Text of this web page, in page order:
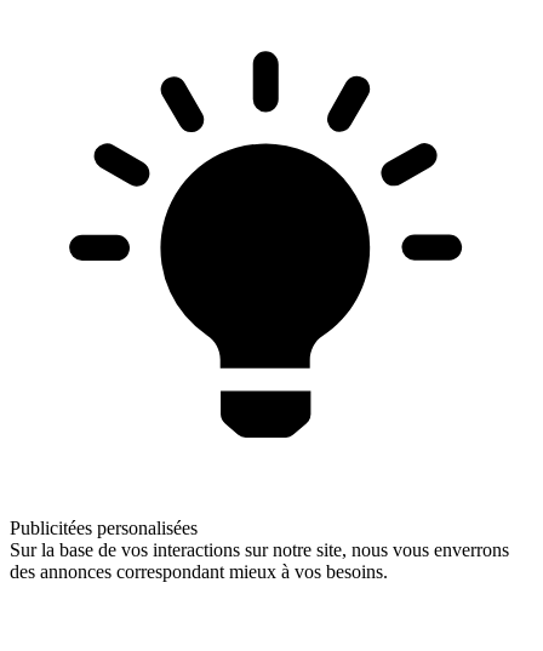
Publicitées personalisées
Sur la base de vos interactions sur notre site, nous vous enverrons
des annonces correspondant mieux à vos besoins.